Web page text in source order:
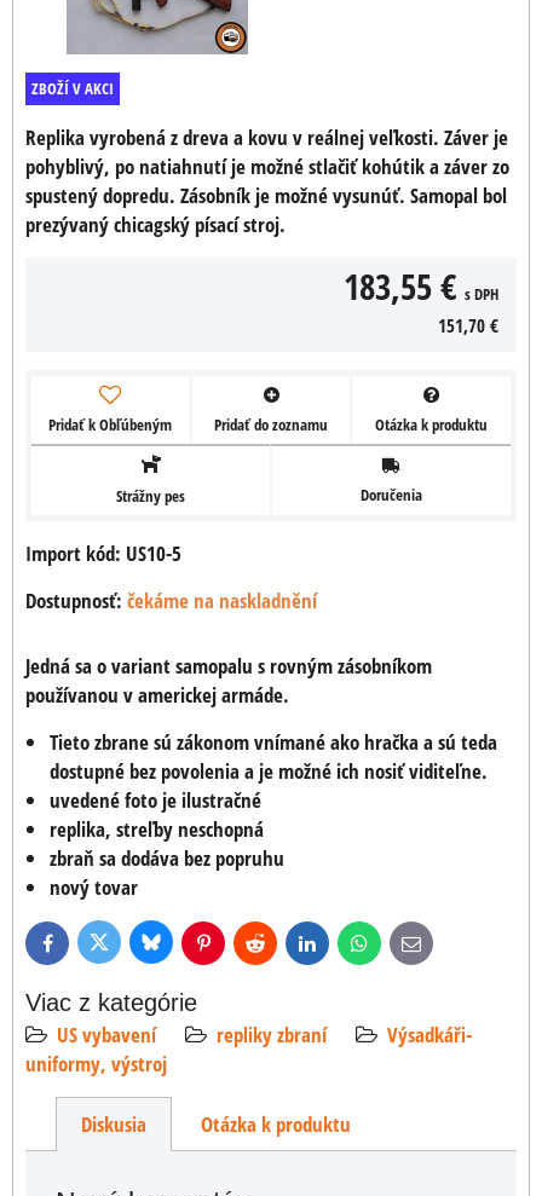
ZBOŽÍ V AKCI
Replika vyrobená z dreva a kovu v reálnej veľkosti. Záver je
pohyblivý, po natiahnutí je možné stlačiť kohútik a záver zo
spustený dopredu. Zásobník je možné vysunúť. Samopal bol
prezývaný chicagský písací stroj.
183,55 € s DPH
151,70 €
Pridať k Obľúbeným Pridať do zoznamu Otázka k produktu
Strážny pes Doručenia
Import kód: US10-5
Dostupnosť: čekáme na naskladnění
Jedná sa o variant samopalu s rovným zásobníkom
používanou v americkej armáde.
Tieto zbrane sú zákonom vnímané ako hračka a sú teda
dostupné bez povolenia a je možné ich nosiť viditeľne.
uvedené foto je ilustračné
replika, streľby neschopná
zbraň sa dodáva bez popruhu
nový tovar
FacebookTwitter BlueskyPinterestReddit LinkedInWhatsApp
E-
mail
Viac z kategórie
US vybavení
repliky zbraní
Výsadkáři-
uniformy, výstroj
Diskusia Otázka k produktu